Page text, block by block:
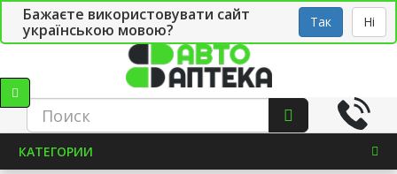
Бажаєте використовувати сайт
українською мовою?
Так Ні
СТО Укр
КАТЕГОРИИ